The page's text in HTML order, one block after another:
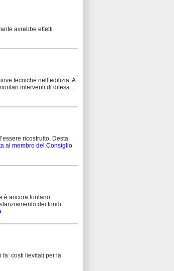
avrebbe effetti
tecniche nell’edilizia. A
interventi di difesa.
ricostruito. Desta
al membro del Consiglio
è ancora lontano
dei fondi
fa: costi lievitati per la